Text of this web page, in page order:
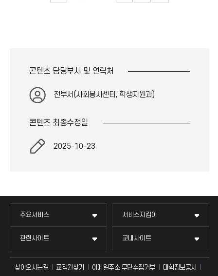
콘텐츠 담당부서 및 연락처
전부서(사회봉사센터, 학생지원과)
콘텐츠 최종수정일
2025-10-23
주요서비스 서비스지킴이
관련사이트 교내사이트
찾아오시는길 교직원찾기 이메일주소 무단수집거부 대학정보공시